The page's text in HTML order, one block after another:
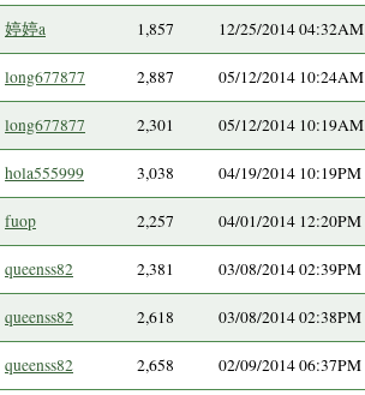
婷婷a 1,857 12/25/2014 04:32AM
long677877 2,887 05/12/2014 10:24AM
long677877 2,301 05/12/2014 10:19AM
hola555999 3,038 04/19/2014 10:19PM
fuop 2,257 04/01/2014 12:20PM
queenss82 2,381 03/08/2014 02:39PM
queenss82 2,618 03/08/2014 02:38PM
queenss82 2,658 02/09/2014 06:37PM